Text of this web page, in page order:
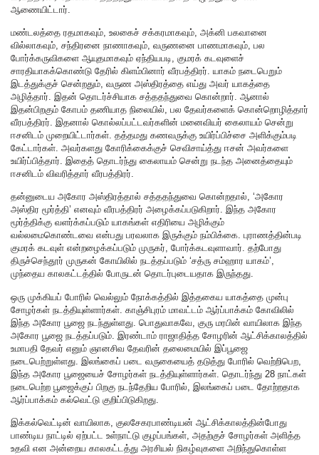
ஆணையிட்டார்.
மண்டலத்தை ரதமாகவும், உலகைச் சக்கரமாகவும், அக்னி பகவானை
வில்லாகவும், சந்திரனை நாணாகவும், வருணனை பாணமாகவும், பல
போர்க்கருவிகளை ஆயுதமாகவும் ஏந்தியபடி, குமரக் கடவுளைச்
சாரதியாகக்கொண்டு தேரில் கிளம்பினார் வீரபத்திரர். யாகம் நடைபெறும்
இடத்துக்குச் சென்றதும், வருண அஸ்திரத்தை எய்து அவர் யாகத்தை
அழித்தார். இதன் தொடர்ச்சியாக சத்ததந்துவை கொன்றார். ஆனால்
இதன்பிறகும் கோபம் தணியாத நிலையில், பல தேவர்களைக் கொன்றொழித்தார்
வீரபத்திரர். இதனால் கொல்லப்பட்டவர்களின் மனைவியர் கைலாயம் சென்று
ஈசனிடம் முறையிட்டார்கள். தத்தமது கணவருக்கு உயிர்ப்பிச்சை அளிக்கும்படி
கேட்டார்கள். அவர்களது கோரிக்கைக்குச் செவிசாய்த்து ஈசன் அவர்களை
உயிர்ப்பித்தார். இதைத் தொடர்ந்து கைலாயம் சென்று நடந்த அனைத்தையும்
ஈசனிடம் விவரித்தார் வீரபத்திரர்.
தன்னுடைய அகோர அஸ்திரத்தால் சத்ததந்துவை கொன்றதால், ‘அகோர
அஸ்திர மூர்த்தி’ எனவும் வீரபத்திரர் அழைக்கப்படுகிறார். இந்த அகோர
மூர்த்திக்கு வளர்க்கப்படும் யாகங்கள் எதிரியை அழிக்கும்
வல்லமைகொண்டவை என்பது பரவலாக இருக்கும் நம்பிக்கை. புராணத்தின்படி
குமரக் கடவுள் என்றழைக்கப்படும் முருகர், போர்க்கடவுளாவார். தற்போது
திருச்செந்தூர் முருகன் கோயிலில் நடத்தப்படும் ‘சத்ரு சம்ஹார யாகம்’,
முந்தைய காலகட்டத்தில் போருடன் தொடர்புடையதாக இருந்தது.
ஒரு முக்கியப் போரில் வெல்லும் நோக்கத்தில் இத்தகைய யாகத்தை முன்பு
சோழர்கள் நடத்தியுள்ளார்கள். காஞ்சிபுரம் மாவட்டம் ஆர்ப்பாக்கம் கோவிலில்
இந்த அகோர பூஜை நடந்துள்ளது. பொதுவாகவே, குரு மரபின் வாயிலாக இந்த
அகோர பூஜை நடத்தப்படும். இரண்டாம் ராஜாதித்த சோழரின் ஆட்சிக்காலத்தில்
உமாபதி தேவர் எனும் ஞானசிவ தேவரின் தலைமையில் இப்பூஜை
நடைபெற்றுள்ளது. இலங்கைப் படை வருகையைத் தடுத்து போரில் வெற்றிபெற,
இந்த அகோர பூஜையைச் சோழர்கள் நடத்தியுள்ளார்கள். தொடர்ந்து 28 நாட்கள்
நடைபெற்ற பூஜைக்குப் பிறகு நடந்தேறிய போரில், இலங்கைப் படை தோற்றதாக
ஆர்ப்பாக்கம் கல்வெட்டு குறிப்பிடுகிறது.
இக்கல்வெட்டின் வாயிலாக, குலசேகரபாண்டியன் ஆட்சிக்காலத்தின்போது
பாண்டிய நாட்டில் ஏற்பட்ட உள்நாட்டு குழப்பங்கள், அதற்குச் சோழர்கள் அளித்த
உதவி என அன்றைய காலகட்டத்து அரசியல் நிகழ்வுகளை அறிந்துகொள்ள